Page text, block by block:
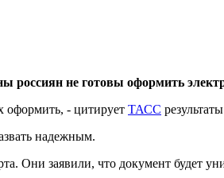
россиян не готовы оформить
- цитирует ТАСС
надежным.
Они заявили, что документ будет